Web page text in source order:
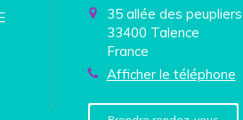
35 allée des peupliers
33400 Talence
France
Afficher le téléphone